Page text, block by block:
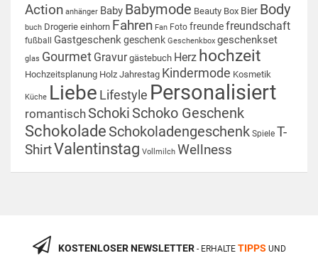
Action anhänger Baby Babymode Beauty Box Bier Body
buch Drogerie einhorn Fahren Fan Foto freundefreundschaft
fußball Gastgeschenkgeschenk Geschenkbox geschenkset
glas Gourmet Gravur gästebuch Herz hochzeit
Hochzeitsplanung Holz Jahrestag Kindermode Kosmetik
Küche Liebe Lifestyle Personalisiert
romantisch Schoki Schoko Geschenk
Schokolade Schokoladengeschenk Spiele T-
ShirtValentinstag Vollmilch Wellness
KOSTENLOSER NEWSLETTER- ERHALTE TIPPS UND